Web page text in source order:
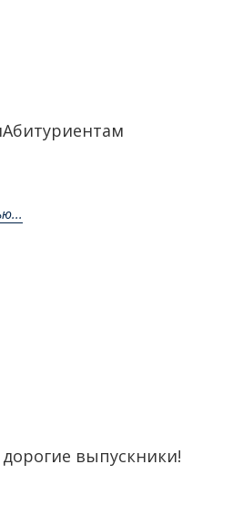
выпускники!